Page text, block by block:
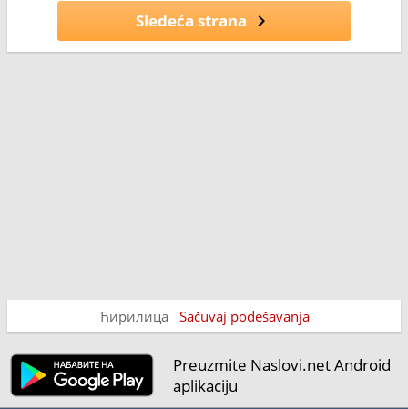
Sledeća strana
Ћирилица Sačuvaj podešavanja
Preuzmite Naslovi.net Android
aplikaciju